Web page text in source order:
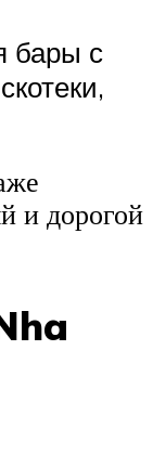
бары с
и дорогой